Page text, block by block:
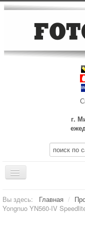
г.
Включить/
Главная
Прокат оборудования
Вы здесь: Главная /
Yongnuo YN560-IV